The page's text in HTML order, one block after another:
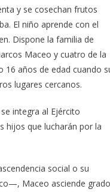
y se cosechan frutos
El niño aprende con el
Dispone la familia de
Maceo y cuatro de la
16 años de edad cuando
lugares cercanos.
integra al Ejército
hijos que lucharán por la
social o su
Maceo asciende grado